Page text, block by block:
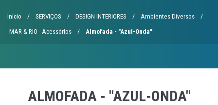
Início / SERVIÇOS / DESIGN INTERIORES / Ambientes Diversos /
MAR & RIO - Acessórios / Almofada - "Azul-Onda"
ALMOFADA - "AZUL-ONDA"